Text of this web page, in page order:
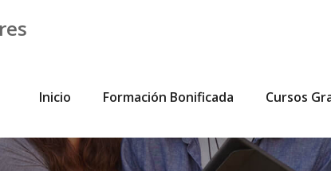
Inicio Formación Bonificada Cursos